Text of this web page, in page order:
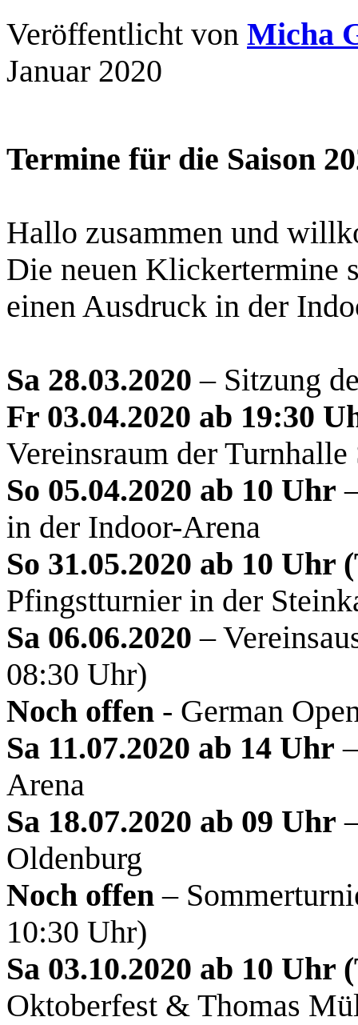
Veröffentlicht von Micha
Januar 2020
Termine für die Saison
Hallo zusammen und
Die neuen Klickertermine
einen Ausdruck in der
Sa 28.03.2020 – Sitzung
Fr 03.04.2020 ab 19:30
Vereinsraum der Turnhalle
So 05.04.2020 ab 10 Uhr
in der Indoor-Arena
So 31.05.2020 ab 10
Pfingstturnier in der
Sa 06.06.2020 –
08:30 Uhr)
Noch offen - German
Sa 11.07.2020 ab 14 Uhr
Arena
Sa 18.07.2020 ab 09 Uhr
Oldenburg
Noch offen –
10:30 Uhr)
Sa 03.10.2020 ab 10
Oktoberfest & Thomas